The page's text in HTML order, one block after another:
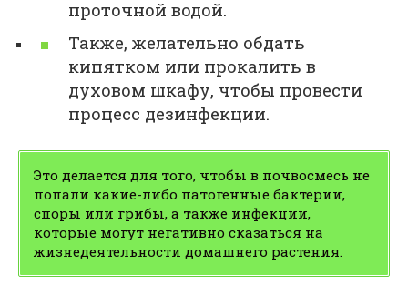
проточной водой.
Также, желательно обдать
кипятком или прокалить в
духовом шкафу, чтобы провести
процесс дезинфекции.
Это делается для того, чтобы в почвосмесь не
попали какие-либо патогенные бактерии,
споры или грибы, а также инфекции,
которые могут негативно сказаться на
жизнедеятельности домашнего растения.